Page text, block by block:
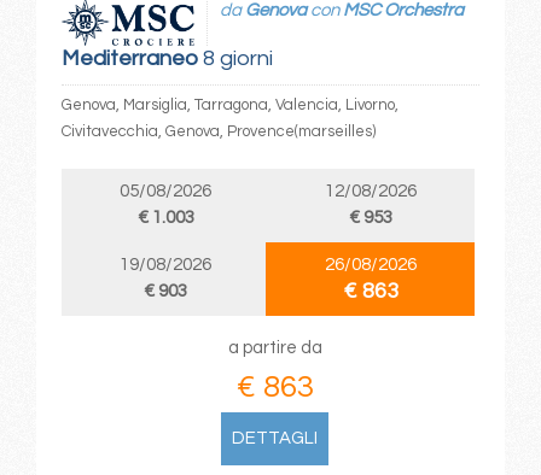
Mediterraneo8 giorni
da Genovacon MSC Orchestra
Genova, Marsiglia, Tarragona, Valencia, Livorno,
Civitavecchia, Genova, Provence(marseilles)
05/08/2026
€ 1.003
12/08/2026
€ 953
19/08/2026
€ 903
26/08/2026
€ 863
a partire da
€ 863
DETTAGLI